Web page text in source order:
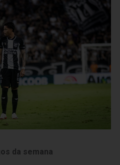
da semana